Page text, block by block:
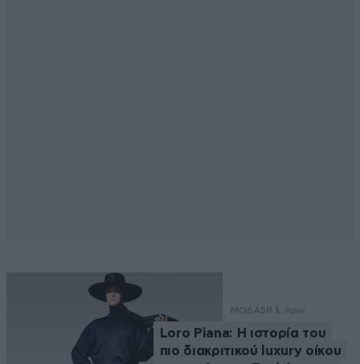
ΜΟΔΑ58 λ. πριν
Loro Piana: Η ιστορία του
πιο διακριτικού luxury οίκου